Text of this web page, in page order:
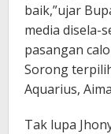
baik,”ujar
media disela-
pasangan
Sorong
Aquarius,
Tak lupa